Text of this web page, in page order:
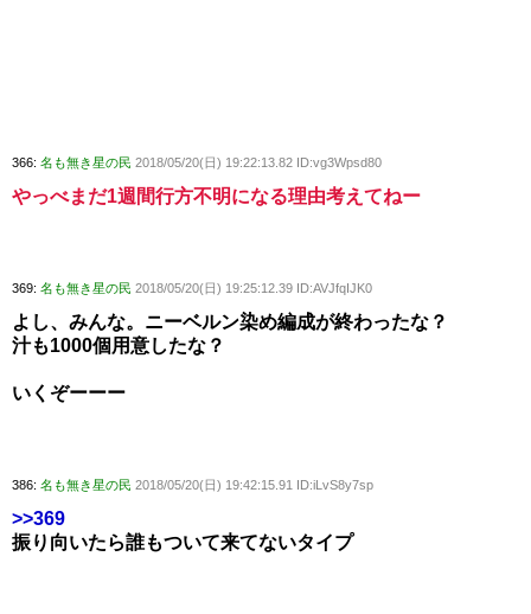
366: 名も無き星の民 2018/05/20(日) 19:22:13.82 ID:vg3Wpsd80
やっべまだ1週間行方不明になる理由考えてねー
369: 名も無き星の民 2018/05/20(日) 19:25:12.39 ID:AVJfqIJK0
よし、みんな。ニーベルン染め編成が終わったな？
汁も1000個用意したな？
いくぞーーー
386: 名も無き星の民 2018/05/20(日) 19:42:15.91 ID:iLvS8y7sp
>>369
振り向いたら誰もついて来てないタイプ